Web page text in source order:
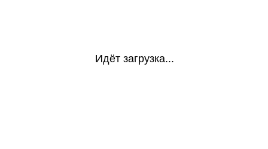
Идёт загрузка...